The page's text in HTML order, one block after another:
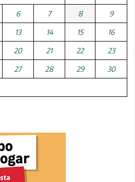
6 7 8 9
13 14 15 16
20 21 22 23
27 28 29 30